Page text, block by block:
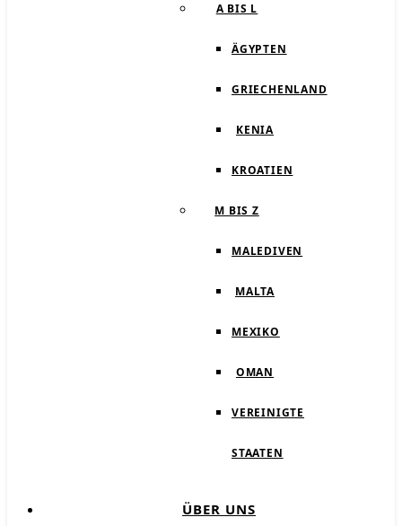
A BIS L
ÄGYPTEN
GRIECHENLAND
KENIA
KROATIEN
M BIS Z
MALEDIVEN
MALTA
MEXIKO
OMAN
VEREINIGTE
STAATEN
ÜBER UNS